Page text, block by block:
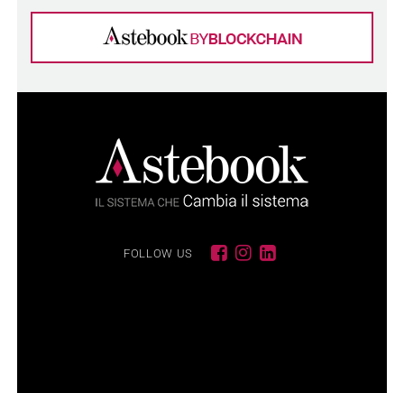
FOLLOW US